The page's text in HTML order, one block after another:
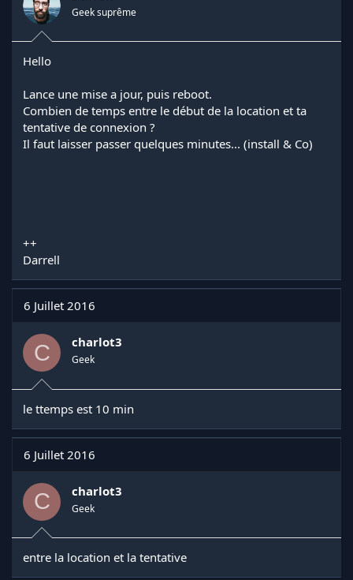
n
Geek suprême
Hello
Lance une mise a jour, puis reboot.
Combien de temps entre le début de la location et ta
tentative de connexion ?
Il faut laisser passer quelques minutes... (install & Co)
++
Darrell
6 Juillet 2016
C charlot3
Geek
le ttemps est 10 min
6 Juillet 2016
C charlot3
Geek
entre la location et la tentative